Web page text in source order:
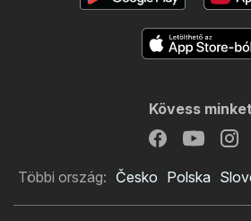
Kövess minket
Többi ország: Česko Polska